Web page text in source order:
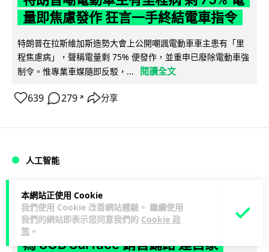
本網站正使用 Cookie
我們使用 Cookie 改善網站體驗。 繼續使用
我們的網站即表示您同意我們的 Cookie 政
策 。
量即焦慮發作 狂言一手終結電車指令
特朗普在拉斯維加斯造勢大會上公開嘲諷電動車車主患有「里
程焦慮病」，聲稱電量剩 75% 便發作，並重申已廢除電動車強
制令。惟專業車媒隨即反駁，...
閱讀全文
639 279 ↗ 分享
人工智能
Lawton 2 日
微軟刪走 32GB RAM 遊戲建議 分析:
為 8GB Surface 銷售鋪路 連自家